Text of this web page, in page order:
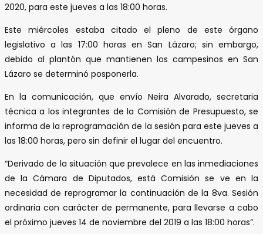
2020, para este jueves a las 18:00 horas.
Este miércoles estaba citado el pleno de este órgano
legislativo a las 17:00 horas en San Lázaro; sin embargo,
debido al plantón que mantienen los campesinos en San
Lázaro se determinó posponerla.
En la comunicación, que envío Neira Alvarado, secretaria
técnica a los integrantes de la Comisión de Presupuesto, se
informa de la reprogramación de la sesión para este jueves a
las 18:00 horas, pero sin definir el lugar del encuentro.
“Derivado de la situación que prevalece en las inmediaciones
de la Cámara de Diputados, está Comisión se ve en la
necesidad de reprogramar la continuación de la 8va. Sesión
ordinaria con carácter de permanente, para llevarse a cabo
el próximo jueves 14 de noviembre del 2019 a las 18:00 horas”.